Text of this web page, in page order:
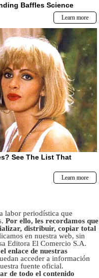
labor periodística que
Por ello, les recordamos que
distribuir, copiar total
en nuestra web, sin
Editora El Comercio S.A.
enlace de nuestras
acceder a información
fuente oficial.
de todo el contenido